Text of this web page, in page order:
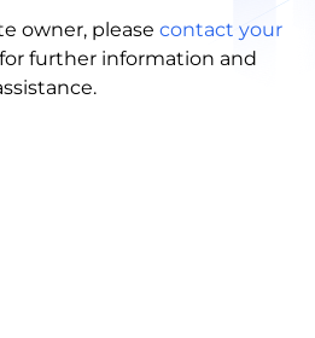
owner, please contact your
for further information and